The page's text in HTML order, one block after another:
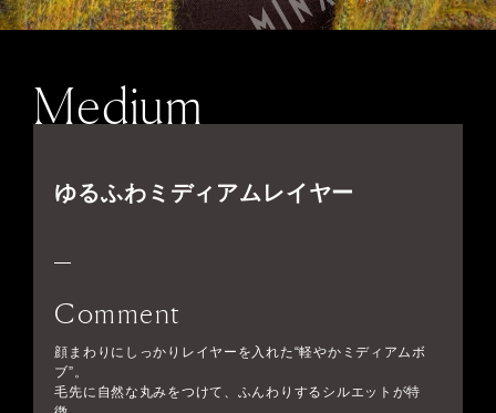
Medium
ゆるふわミディアムレイヤー
Comment
顔まわりにしっかりレイヤーを入れた“軽やかミディアムボ
ブ”。
毛先に自然な丸みをつけて、ふんわりするシルエットが特